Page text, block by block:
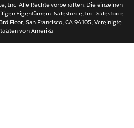
ไทย
简体中文
Inc. Alle Rechte vorbehalten. Die einzelnen
Eigentümern. Salesforce, Inc. Salesforce
Floor, San Francisco, CA 94105, Vereinigte
von Amerika